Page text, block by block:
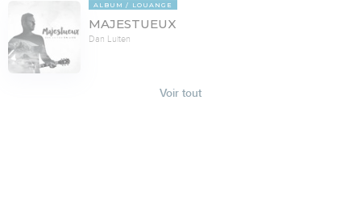
ALBUM LOUANGE
MAJESTUEUX
Dan Luiten
Voir tout